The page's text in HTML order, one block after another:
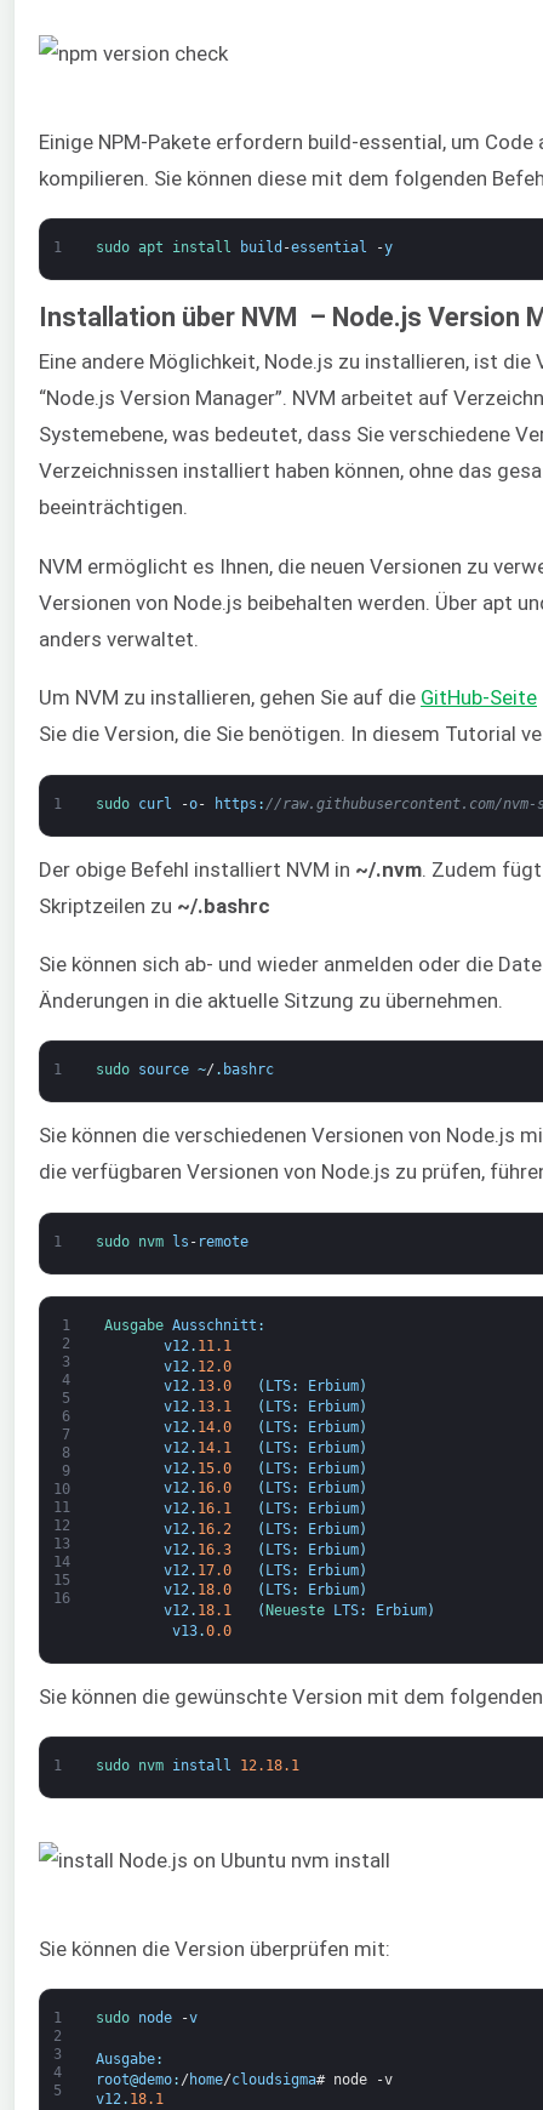
Einige NPM-Pakete erfordern build-essential, um Code
kompilieren. Sie können diese mit dem folgenden
1 sudo apt install build -essential -y
Installation über NVM – Node.js Version
Eine andere Möglichkeit, Node.js zu installieren, ist die
“Node.js Version Manager”. NVM arbeitet auf
Systemebene, was bedeutet, dass Sie verschiedene
Verzeichnissen installiert haben können, ohne das
beeinträchtigen.
NVM ermöglicht es Ihnen, die neuen Versionen zu
Versionen von Node.js beibehalten werden. Über apt
anders verwaltet.
Um NVM zu installieren, gehen Sie auf die GitHub-Seite
Sie die Version, die Sie benötigen. In diesem Tutorial
1 sudo curl -o- https : //raw.githubusercontent.com/
Der obige Befehl installiert NVM in ~/.nvm . Zudem
Skriptzeilen zu ~/.bashrc
Sie können sich ab- und wieder anmelden oder die
Änderungen in die aktuelle Sitzung zu übernehmen.
1 sudo source ~/ . bashrc
Sie können die verschiedenen Versionen von Node.js
die verfügbaren Versionen von Node.js zu prüfen,
1 sudo nvm ls - remote
1
2
3
4
5
6
7
8
9
10
11
12
13
14
15
16
Ausgabe Ausschnitt :
v12. 11.1
v12 . 12.0
v12. 13.0 ( LTS: Erbium)
v12. 13.1 ( LTS: Erbium)
v12. 14.0 ( LTS: Erbium)
v12. 14.1 ( LTS: Erbium)
v12 . 15.0 ( LTS: Erbium)
v12. 16.0 ( LTS: Erbium)
v12. 16.1 ( LTS: Erbium)
v12. 16.2 ( LTS: Erbium)
v12. 16.3 ( LTS: Erbium)
v12 . 17.0 ( LTS: Erbium)
v12. 18.0 ( LTS: Erbium)
v12. 18.1 ( Neueste LTS: Erbium)
v13.0.0
Sie können die gewünschte Version mit dem
1 sudo nvm install 12.18.1
Sie können die Version überprüfen mit:
1
2
3
4
5
sudo node -v
Ausgabe:
root@demo: / home/cloudsigma# node -v
v12. 18.1